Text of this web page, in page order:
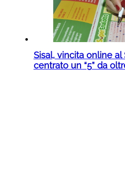
Sisal, vincita online al
centrato un “5” da